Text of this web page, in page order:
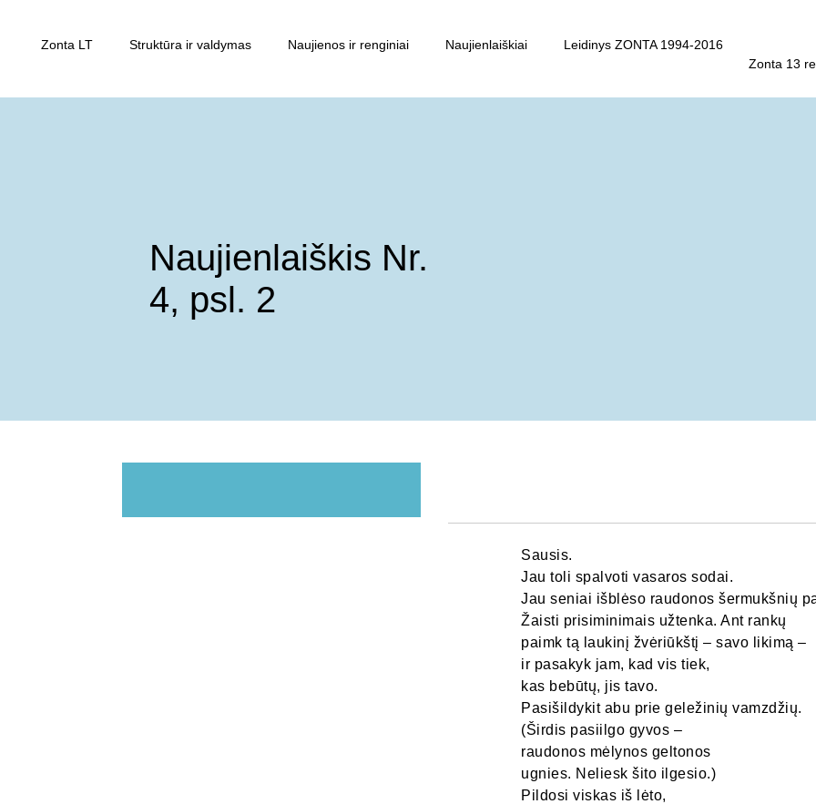
Zonta LT Struktūra ir valdymas Naujienos ir renginiai Naujienlaiškiai
Leidinys ZONTA 1994-2016
Zonta 13
Naujienlaiškis Nr.
4, psl. 2
Sausis.
Jau toli spalvoti vasaros sodai.
Jau seniai išblėso raudonos šermukšnių
Žaisti prisiminimais užtenka. Ant rankų
paimk tą laukinį žvėriūkštį – savo likimą –
ir pasakyk jam, kad vis tiek,
kas bebūtų, jis tavo.
Pasišildykit abu prie geležinių vamzdžių.
(Širdis pasiilgo gyvos –
raudonos mėlynos geltonos
ugnies. Neliesk šito ilgesio.)
Pildosi viskas iš lėto,